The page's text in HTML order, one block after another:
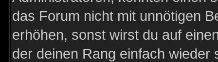
das Forum nicht mit unnötigen
erhöhen, sonst wirst du auf
der deinen Rang einfach wieder